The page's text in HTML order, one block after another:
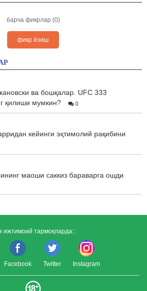
барча фикрлар (0)
фикр ёзиш
ва бошқалар. UFC 333
қилиши мумкин?
0
кейинги эҳтимолий рақибини
маоши саккиз бараварга ошди
ижтимоий тармоқларда::
Facebook Twitter Instagram